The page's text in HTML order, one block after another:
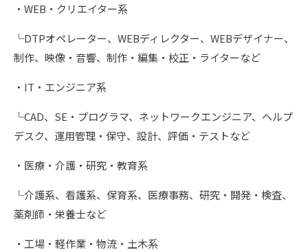
・WEB・クリエイター系
└DTPオペレーター、WEBディレクター、WEBデザイナー、
制作、映像・音響、制作・編集・校正・ライターなど
・IT・エンジニア系
└CAD、SE・プログラマ、ネットワークエンジニア、ヘルプ
デスク、運用管理・保守、設計、評価・テストなど
・医療・介護・研究・教育系
└介護系、看護系、保育系、医療事務、研究・開発・検査、
薬剤師・栄養士など
・工場・軽作業・物流・土木系